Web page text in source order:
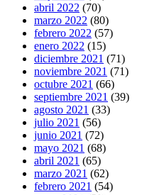
abril 2022 (70)
marzo 2022 (80)
febrero 2022 (57)
enero 2022 (15)
diciembre 2021 (71)
noviembre 2021 (71)
octubre 2021 (66)
septiembre 2021 (39)
agosto 2021 (33)
julio 2021 (56)
junio 2021 (72)
mayo 2021 (68)
abril 2021 (65)
marzo 2021 (62)
febrero 2021 (54)